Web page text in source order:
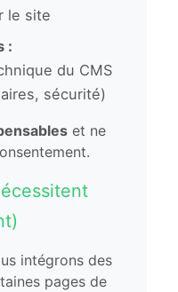
le site
:
du CMS
sécurité)
et ne
intégrons des
pages de